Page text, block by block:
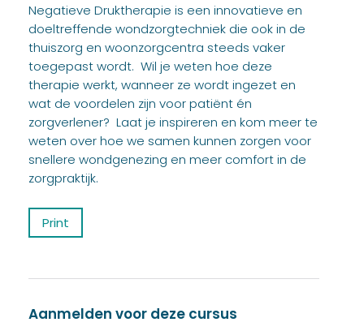
Negatieve Druktherapie is een innovatieve en
doeltreffende wondzorgtechniek die ook in de
thuiszorg en woonzorgcentra steeds vaker
toegepast wordt. Wil je weten hoe deze
therapie werkt, wanneer ze wordt ingezet en
wat de voordelen zijn voor patiënt én
zorgverlener? Laat je inspireren en kom meer te
weten over hoe we samen kunnen zorgen voor
snellere wondgenezing en meer comfort in de
zorgpraktijk.
Print
Aanmelden voor deze cursus